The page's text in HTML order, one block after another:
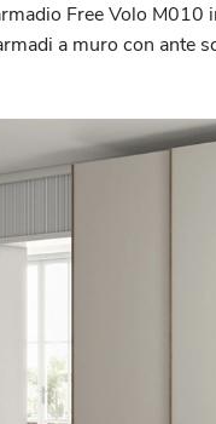
Free Volo M010
a muro con ante